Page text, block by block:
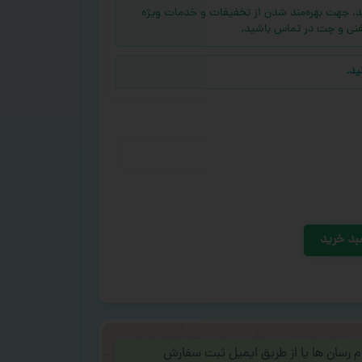
(بالای ۱۰ عدد) دارید، جهت بهره‌مند شدن از تخفیفات و خدمات ویژه
و چت در تماس باشید.
خرید
رسان ها یا از طریق ایمیل ثبت سفارش